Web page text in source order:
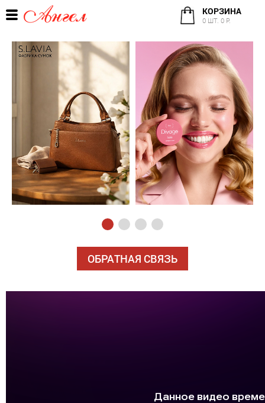
КОРЗИНА
0 ШТ. 0 Р.
ОБРАТНАЯ СВЯЗЬ